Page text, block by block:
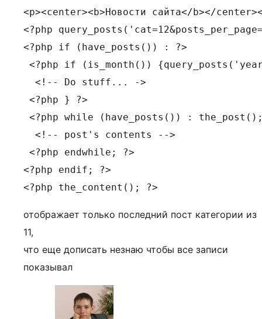
<p><center><b>Новости сайта</b></
<?php
<?php if (have_posts()) : ?>
<?php if (is_month())
  <!-- Do stuff... ->
<?php } ?>
<?php while (have_posts()) :
  <!-- post's contents -->
<?php endwhile; ?>
<?php endif; ?>
<?php the_content(); ?>
отображает только последний пост категории из
11,
что еще дописать незнаю чтобы все записи
показывал